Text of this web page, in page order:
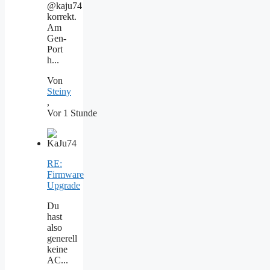
@kaju74
korrekt.
Am
Gen-
Port
h...
Von
Steiny
,
Vor 1 Stunde
RE:
Firmware
Upgrade
Du
hast
also
generell
keine
AC...